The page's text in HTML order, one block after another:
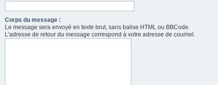
Corps du message :
Le message sera envoyé en texte brut, sans balise HTML ou BBCode.
L’adresse de retour du message correspond à votre adresse de courriel.